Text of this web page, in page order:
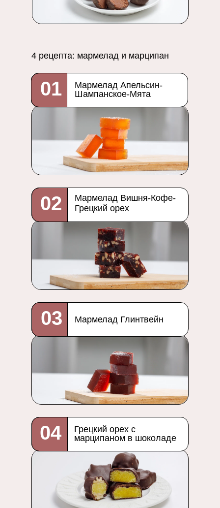
4 рецепта: мармелад и марципан
01
Мармелад Апельсин-
Шампанское-Мята
02
Мармелад Вишня-Кофе-
Грецкий орех
03 Мармелад Глинтвейн
Грецкий орех с
марципаном в шоколаде
04